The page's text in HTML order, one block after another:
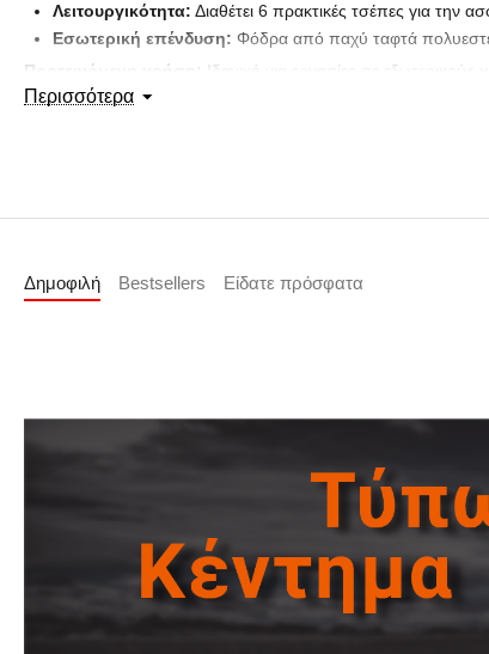
Λειτουργικότητα: Διαθέτει 6 πρακτικές τσέπες για την
Εσωτερική επένδυση: Φόδρα από παχύ ταφτά
Προτεινόμενη χρήση:
Ιδανικό για εργασίες σε
Σημείωση για το μέγεθος: Για τη σωστή επιλογή, μετρήστε την
Περισσότερα
Δημοφιλή Bestsellers Είδατε πρόσφατα